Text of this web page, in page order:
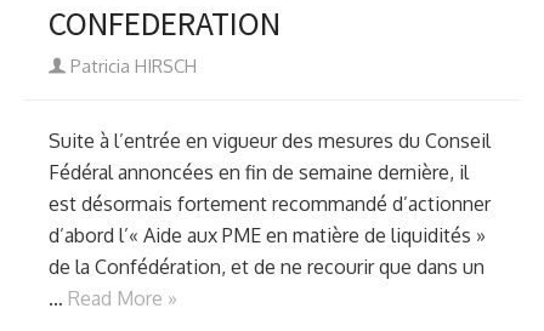
CONFEDERATION
Author
Patricia HIRSCH
Suite à l’entrée en vigueur des mesures du Conseil
Fédéral annoncées en fin de semaine dernière, il
est désormais fortement recommandé d’actionner
d’abord l’« Aide aux PME en matière de liquidités »
de la Confédération, et de ne recourir que dans un
… Read More »